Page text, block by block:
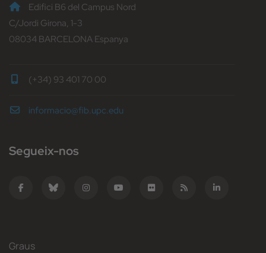
Edifici B6 del Campus Nord
C/Jordi Girona, 1-3
08034 BARCELONA Espanya
(+34) 93 401 70 00
informacio@fib.upc.edu
Segueix-nos
Graus